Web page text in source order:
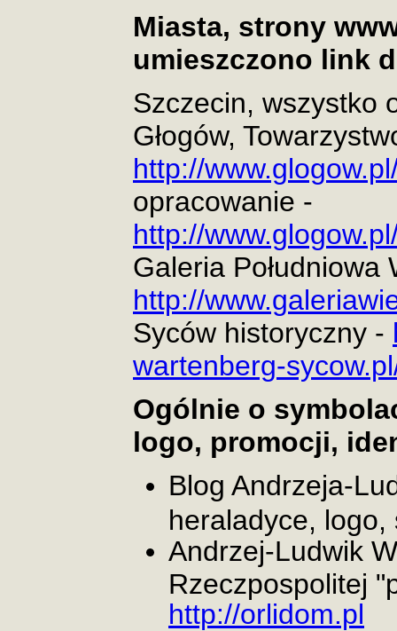
Miasta, strony
umieszczono link
Szczecin, wszystko
Głogów,
http://
opracowanie -
http://
Galeria Południowa
http://
Syców historyczny -
wartenberg-
Ogólnie o
logo, promocji,
Blog Andrzeja-
heraladyce,
Andrzej-Ludwik
Rzeczpospolitej
http://orlidom.pl